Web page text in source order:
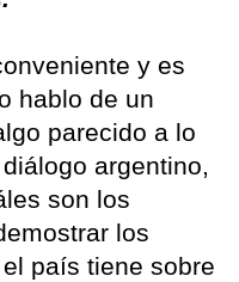
y es
hablo de un
parecido a lo
argentino,
son los
los
país tiene sobre